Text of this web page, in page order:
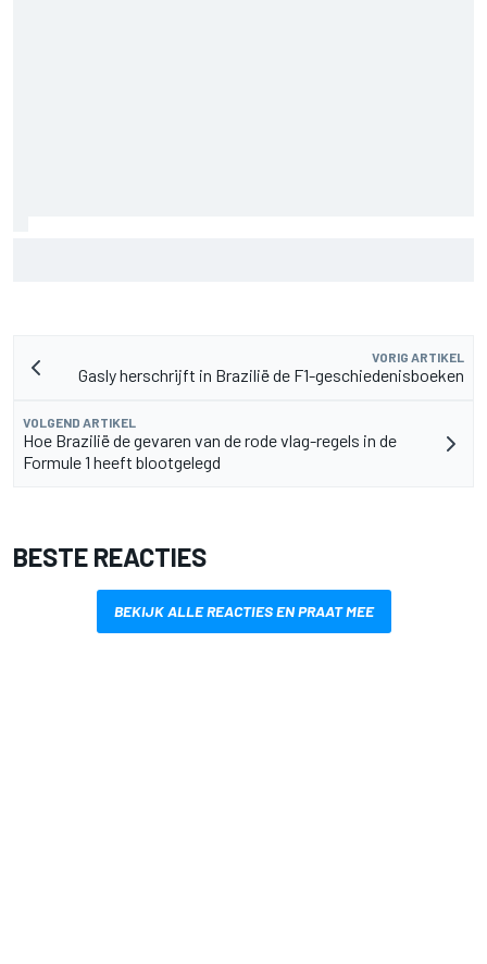
VORIG ARTIKEL
Gasly herschrijft in Brazilië de F1-geschiedenisboeken
VOLGEND ARTIKEL
Hoe Brazilië de gevaren van de rode vlag-regels in de
Formule 1 heeft blootgelegd
BESTE REACTIES
BEKIJK ALLE REACTIES EN PRAAT MEE